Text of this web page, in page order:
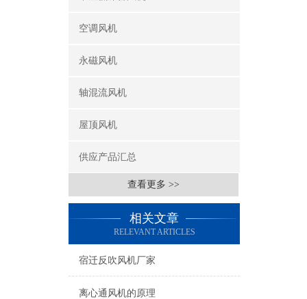
空调风机
永磁风机
轴混流风机
屋顶风机
供应产品汇总
查看更多 >>
相关文章
RELEVANT ARTICLES
宿迁反吹风机厂家
离心通风机的原理